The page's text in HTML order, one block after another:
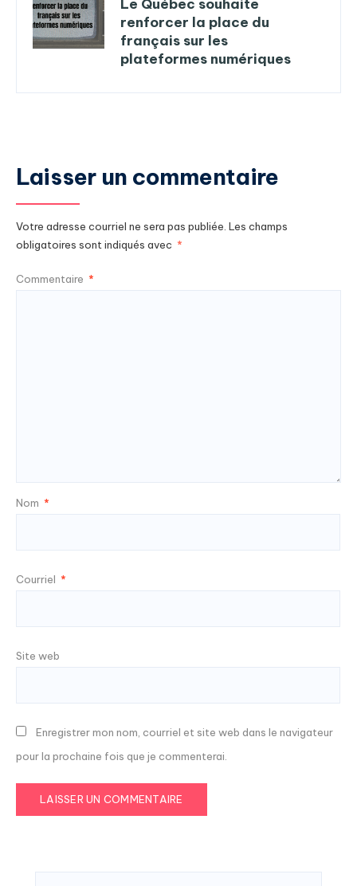
Le Québec souhaite
renforcer la place du
français sur les
plateformes numériques
Laisser un commentaire
Votre adresse courriel ne sera pas publiée. Les champs
obligatoires sont indiqués avec *
Commentaire *
Nom *
Courriel *
Site web
Enregistrer mon nom, courriel et site web dans le navigateur
pour la prochaine fois que je commenterai.